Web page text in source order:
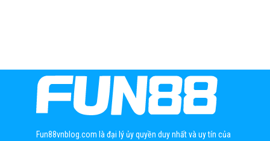
Fun88vnblog.com là đại lý ủy quyền duy nhất và uy tín của